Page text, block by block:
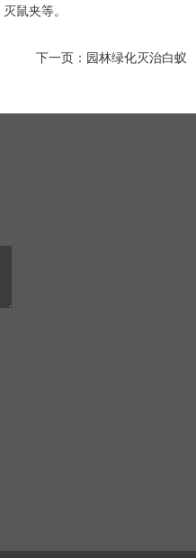
鼠夹等。
下一页： 园林绿化灭治白蚁